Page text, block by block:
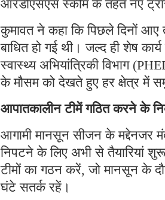
आरडीएसएस स्कीम के तहत नए
कुमावत ने कहा कि पिछले दिनों
बाधित हो गई थी। जल्द ही शेष
स्वास्थ्य अभियांत्रिकी विभाग
के मौसम को देखते हुए हर क्षेत्र में
आपातकालीन टीमें गठित करने के
आगामी मानसून सीजन के मद्देनजर
निपटने के लिए अभी से तैयारियां शुरू
टीमों का गठन करें, जो मानसून के
घंटे सतर्क रहें।